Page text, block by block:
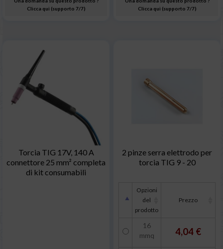
Clicca qui (supporto 7/7)
Clicca qui (supporto 7/7)
Torcia TIG 17V, 140 A
connettore 25 mm² completa
di kit consumabili
2 pinze serra elettrodo per
torcia TIG 9 - 20
Opzioni
del
prodotto
Prezzo
16
mmq
4,04 €